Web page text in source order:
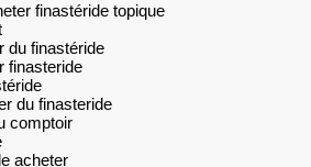
finastéride topique
du finastéride
finasteride
du finasteride
comptoir
acheter